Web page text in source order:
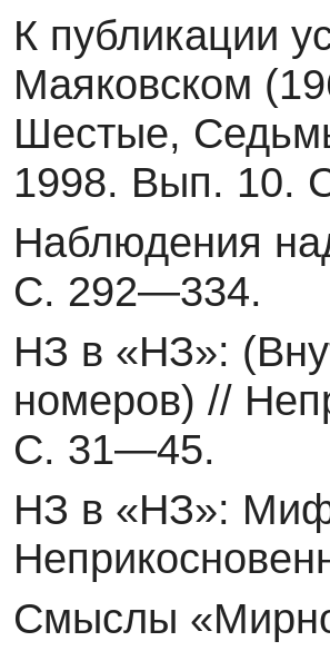
К публикации
Маяковском
Шестые,
1998. Вып. 10.
Наблюдения
С. 292—334.
НЗ в «НЗ»:
номеров) //
С. 31—45.
НЗ в «НЗ»:
Смыслы